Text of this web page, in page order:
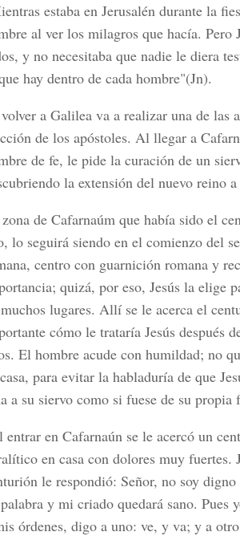
estaba en Jerusalén durante la
al ver los milagros que hacía. Pero
y no necesitaba que nadie le diera
hay dentro de cada hombre"(Jn).
a Galilea va a realizar una de las
de los apóstoles. Al llegar a
de fe, le pide la curación de un
la extensión del nuevo reino
de Cafarnaúm que había sido el
lo seguirá siendo en el comienzo del
centro con guarnición romana y
quizá, por eso, Jesús la elige
lugares. Allí se le acerca el
cómo le trataría Jesús después
El hombre acude con humildad; no
para evitar la habladuría de que
a su siervo como si fuese de su propia
entrar en Cafarnaún se le acercó un
en casa con dolores muy
le respondió: Señor, no soy
y mi criado quedará sano. Pues
órdenes, digo a uno: ve, y va; y a